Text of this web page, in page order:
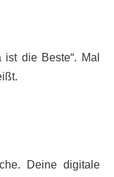
die Beste“. Mal
Deine digitale